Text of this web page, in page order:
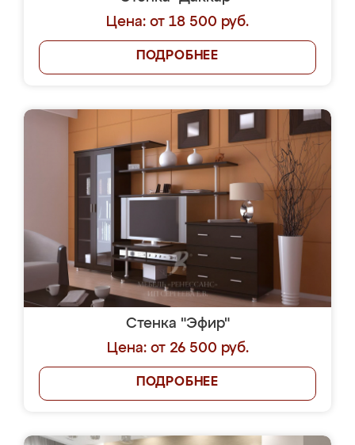
Цена: от 18 500 руб.
ПОДРОБНЕЕ
Стенка "Эфир"
Цена: от 26 500 руб.
ПОДРОБНЕЕ